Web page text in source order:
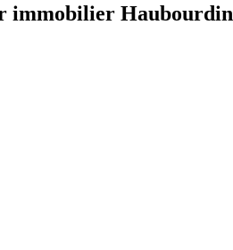
immobilier Haubourdin